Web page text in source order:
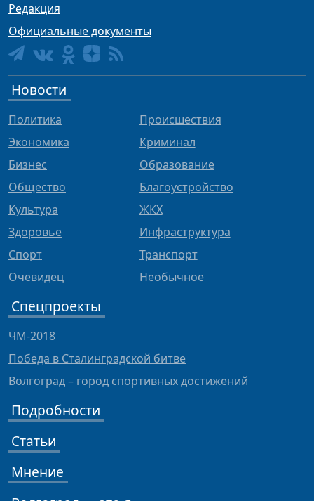
Редакция
Официальные документы
Новости
Политика
Экономика
Бизнес
Общество
Культура
Здоровье
Спорт
Очевидец
Происшествия
Криминал
Образование
Благоустройство
ЖКХ
Инфраструктура
Транспорт
Необычное
Спецпроекты
ЧМ-2018
Победа в Сталинградской битве
Волгоград – город спортивных достижений
Подробности
Статьи
Мнение